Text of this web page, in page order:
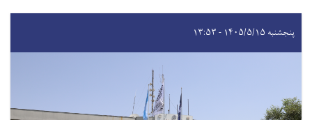
پنجشنبه ۱۴۰۵/۵/۱۵ - ۱۳:۵۳